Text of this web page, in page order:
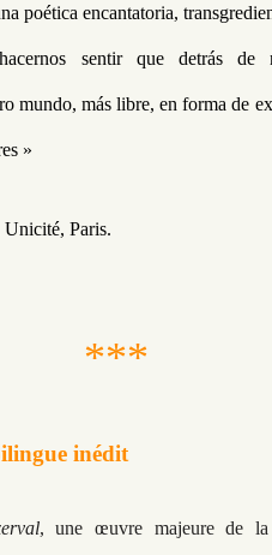
poética encantatoria,
sentir que detrás de
mundo, más libre, en forma de
»
Unicité, Paris.
***
inédit
, une œuvre majeure de